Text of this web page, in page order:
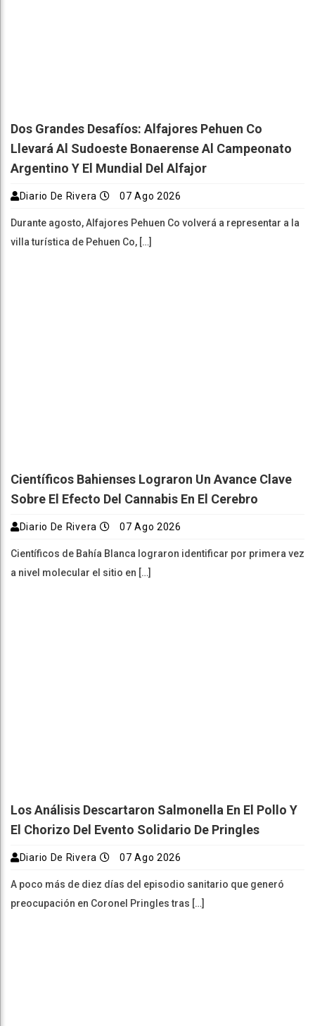
Dos Grandes Desafíos: Alfajores Pehuen Co
Llevará Al Sudoeste Bonaerense Al Campeonato
Argentino Y El Mundial Del Alfajor
Diario De Rivera 07 Ago 2026
Durante agosto, Alfajores Pehuen Co volverá a representar a la
villa turística de Pehuen Co, […]
Científicos Bahienses Lograron Un Avance Clave
Sobre El Efecto Del Cannabis En El Cerebro
Diario De Rivera 07 Ago 2026
Científicos de Bahía Blanca lograron identificar por primera vez
a nivel molecular el sitio en […]
Los Análisis Descartaron Salmonella En El Pollo Y
El Chorizo Del Evento Solidario De Pringles
Diario De Rivera 07 Ago 2026
A poco más de diez días del episodio sanitario que generó
preocupación en Coronel Pringles tras […]